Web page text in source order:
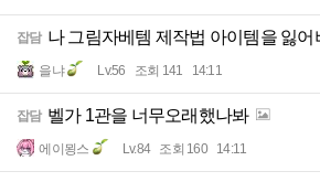
잡담 나 그림자베템 제작법 아이템을 잃어
을냐 Lv.56 조회 141 14:11
잡담 벨가 1관을 너무오래했나봐
에이묑스 Lv.84 조회 160 14:11